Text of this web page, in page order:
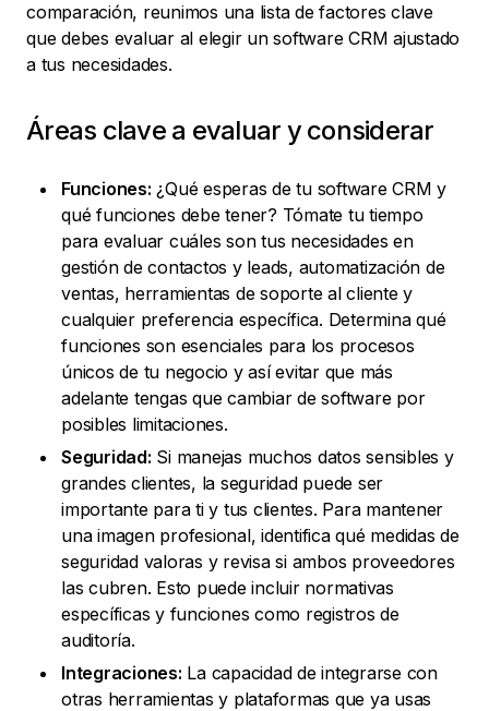
comparación, reunimos una lista de factores clave
que debes evaluar al elegir un software CRM ajustado
a tus necesidades.
Áreas clave a evaluar y considerar
Funciones: ¿Qué esperas de tu software CRM y
qué funciones debe tener? Tómate tu tiempo
para evaluar cuáles son tus necesidades en
gestión de contactos y leads, automatización de
ventas, herramientas de soporte al cliente y
cualquier preferencia específica. Determina qué
funciones son esenciales para los procesos
únicos de tu negocio y así evitar que más
adelante tengas que cambiar de software por
posibles limitaciones.
Seguridad: Si manejas muchos datos sensibles y
grandes clientes, la seguridad puede ser
importante para ti y tus clientes. Para mantener
una imagen profesional, identifica qué medidas de
seguridad valoras y revisa si ambos proveedores
las cubren. Esto puede incluir normativas
específicas y funciones como registros de
auditoría.
Integraciones: La capacidad de integrarse con
otras herramientas y plataformas que ya usas